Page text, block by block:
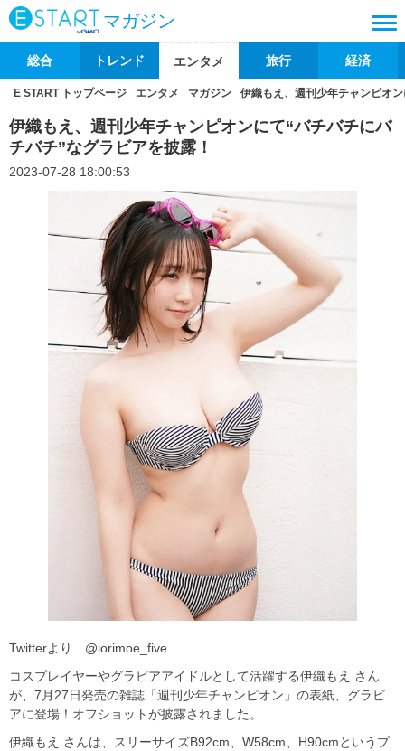
マガジン
総合 トレンド エンタメ 旅行 経済
E START トップページ エンタメ マガジン 伊織もえ、週刊少年チャンピオ
伊織もえ、週刊少年チャンピオンにて“バチバチにバ
チバチ”なグラビアを披露！
2023-07-28 18:00:53
Twitterより @iorimoe_five
コスプレイヤーやグラビアアイドルとして活躍する伊織もえ さん
が、7月27日発売の雑誌「週刊少年チャンピオン」の表紙、グラビ
アに登場！オフショットが披露されました。
伊織もえ さんは、スリーサイズB92cm、W58cm、H90cmというプ